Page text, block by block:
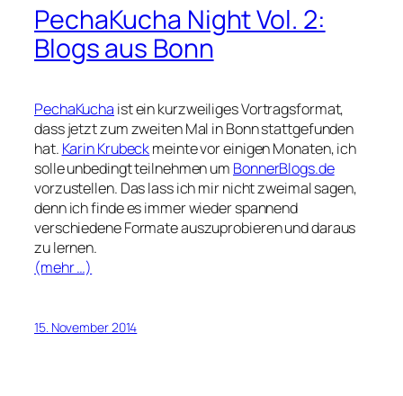
PechaKucha Night Vol. 2:
Blogs aus Bonn
PechaKucha ist ein kurzweiliges Vortragsformat,
dass jetzt zum zweiten Mal in Bonn stattgefunden
hat. Karin Krubeckmeinte vor einigen Monaten, ich
solle unbedingt teilnehmen um BonnerBlogs.de
vorzustellen. Das lass ich mir nicht zweimal sagen,
denn ich finde es immer wieder spannend
verschiedene Formate auszuprobieren und daraus
zu lernen.
(mehr …)
15. November 2014